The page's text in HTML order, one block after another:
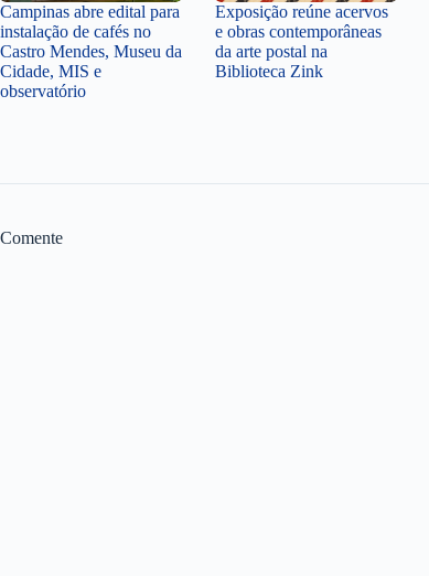
Campinas abre edital para
instalação de cafés no
Castro Mendes, Museu da
Cidade, MIS e
observatório
Exposição reúne acervos
e obras contemporâneas
da arte postal na
Biblioteca Zink
Comente